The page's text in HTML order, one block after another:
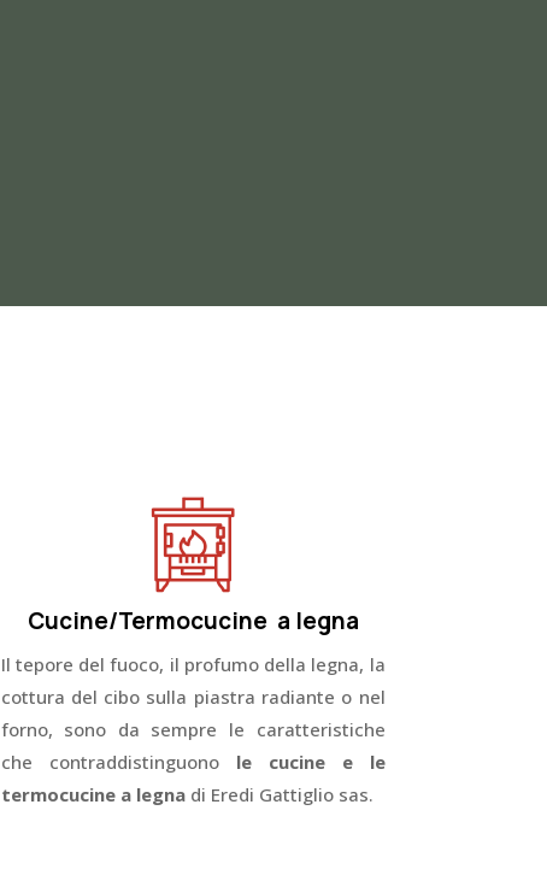
Cucine/Termocucine a legna
Il tepore del fuoco, il profumo della legna, la
cottura del cibo sulla piastra radiante o nel
forno, sono da sempre le caratteristiche
che contraddistinguono le cucine e le
termocucine a legna di Eredi Gattiglio sas.